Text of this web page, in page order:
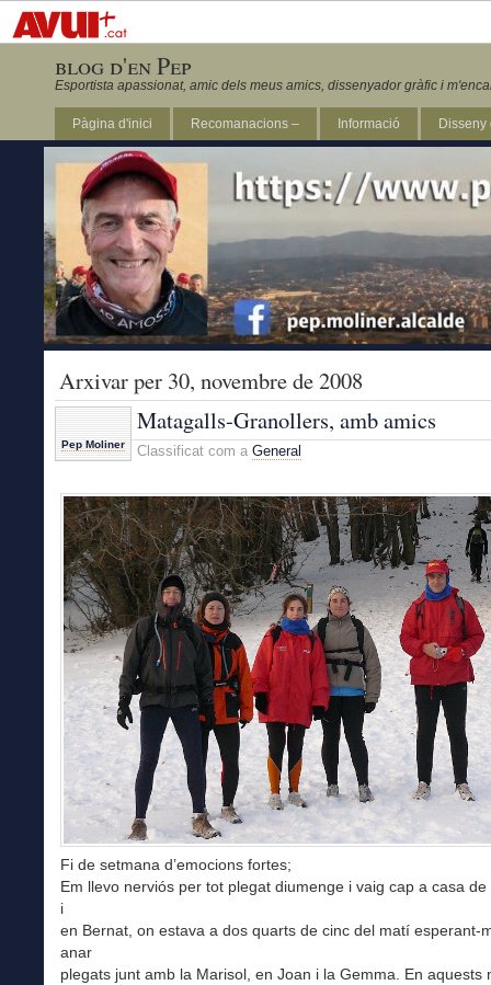
blog d'en Pep
Esportista apassionat, amic dels meus amics, dissenyador gràfic i
Pàgina d'inici Recomanacions – Informació
Revista Marathon 295
Arxivar per 30, novembre de 2008
Pep Moliner
Matagalls-Granollers, amb amics
Classificat com a General
Fi de setmana d’emocions fortes;
Em llevo nerviós per tot plegat diumenge i vaig cap a casa
i
en Bernat, on estava a dos quarts de cinc del matí esperant-
anar
plegats junt amb la Marisol, en Joan i la Gemma. En aquests